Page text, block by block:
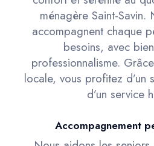
ménagère Saint-Savin.
accompagnent chaque
besoins, avec
professionnalisme.
locale, vous profitez d’un
d’un service
Accompagnement